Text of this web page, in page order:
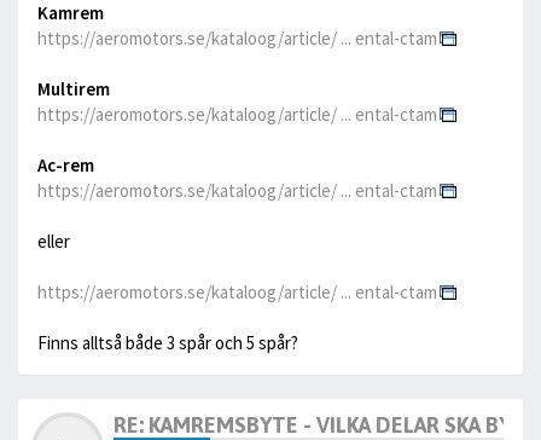
Kamrem
https://aeromotors.se/kataloog/article/ ... ental-ctam
Multirem
https://aeromotors.se/kataloog/article/ ... ental-ctam
Ac-rem
https://aeromotors.se/kataloog/article/ ... ental-ctam
eller
https://aeromotors.se/kataloog/article/ ... ental-ctam
Finns alltså både 3 spår och 5 spår?
RE: KAMREMSBYTE - VILKA DELAR SKA